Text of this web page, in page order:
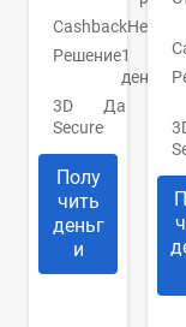
CashbackНет
Решение1
день
3D
Secure
Да
Полу
чить
деньг
и